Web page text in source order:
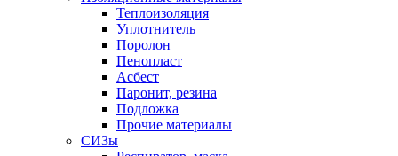
Теплоизоляция
Уплотнитель
Поролон
Пенопласт
Асбест
Паронит, резина
Подложка
Прочие материалы
СИЗы